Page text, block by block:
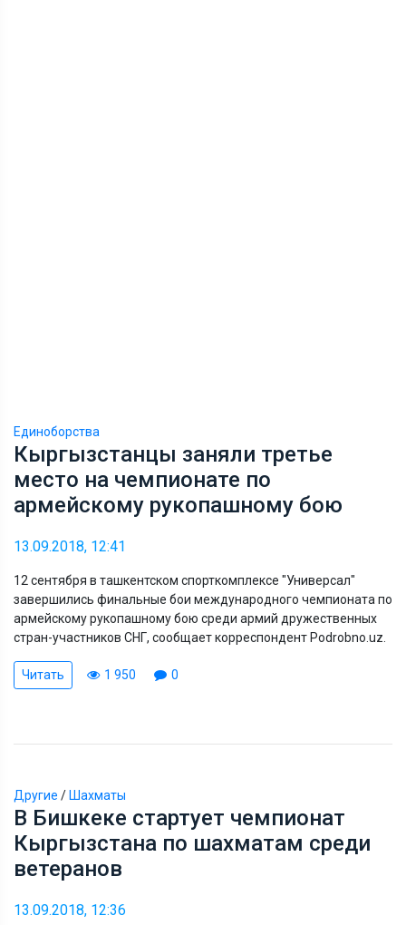
Единоборства
Кыргызстанцы заняли третье
место на чемпионате по
армейскому рукопашному бою
13.09.2018, 12:41
12 сентября в ташкентском спорткомплексе "Универсал"
завершились финальные бои международного чемпионата по
армейскому рукопашному бою среди армий дружественных
стран-участников СНГ, сообщает корреспондент Podrobno.uz.
Читать 1 950 0
Другие / Шахматы
В Бишкеке стартует чемпионат
Кыргызстана по шахматам среди
ветеранов
13.09.2018, 12:36